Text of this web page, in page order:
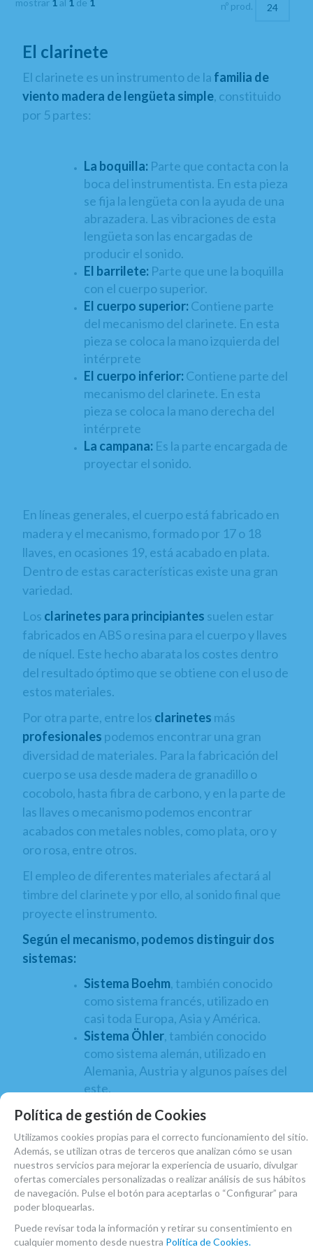
nº prod.
El clarinete
El clarinete es un instrumento de la familia de
viento madera de lengüeta simple, constituido
por 5 partes:
La boquilla: Parte que contacta con la
boca del instrumentista. En esta pieza
se fija la lengüeta con la ayuda de una
abrazadera. Las vibraciones de esta
lengüeta son las encargadas de
producir el sonido.
El barrilete: Parte que une la boquilla
con el cuerpo superior.
El cuerpo superior: Contiene parte
del mecanismo del clarinete. En esta
pieza se coloca la mano izquierda del
intérprete
El cuerpo inferior: Contiene parte del
mecanismo del clarinete. En esta
pieza se coloca la mano derecha del
intérprete
La campana: Es la parte encargada de
proyectar el sonido.
En líneas generales, el cuerpo está fabricado en
madera y el mecanismo, formado por 17 o 18
llaves, en ocasiones 19, está acabado en plata.
Dentro de estas características existe una gran
variedad.
Los clarinetes para principiantes suelen estar
fabricados en ABS o resina para el cuerpo y llaves
de níquel. Este hecho abarata los costes dentro
del resultado óptimo que se obtiene con el uso de
estos materiales.
Por otra parte, entre los clarinetes más
profesionales podemos encontrar una gran
diversidad de materiales. Para la fabricación del
cuerpo se usa desde madera de granadillo o
cocobolo, hasta fibra de carbono, y en la parte de
las llaves o mecanismo podemos encontrar
acabados con metales nobles, como plata, oro y
oro rosa, entre otros.
El empleo de diferentes materiales afectará al
timbre del clarinete y por ello, al sonido final que
proyecte el instrumento.
Según el mecanismo, podemos distinguir dos
sistemas:
Sistema Boehm, también conocido
como sistema francés, utilizado en
casi toda Europa, Asia y América.
Sistema Öhler, también conocido
como sistema alemán, utilizado en
Alemania, Austria y algunos países del
este.
La familia de clarinete se compone por varios
integrantes, que se diferencian entre ellos por
tamaño y afinación, pero todos comparten la
misma digitación. Algunos de ellos son:
Clarinete en mib o requinto.
Clarinete en Do.
Política de gestión de Cookies
Utilizamos cookies propias para el correcto funcionamiento del sitio.
Además, se utilizan otras de terceros que analizan cómo se usan
nuestros servicios para mejorar la experiencia de usuario, divulgar
ofertas comerciales personalizadas o realizar análisis de sus hábitos
de navegación. Pulse el botón para aceptarlas o “Configurar” para
poder bloquearlas.
Puede revisar toda la información y retirar su consentimiento en
cualquier momento desde nuestra Política de Cookies.